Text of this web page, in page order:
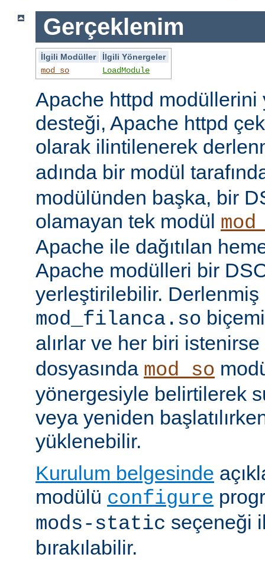
Gerçeklenim
İlgili Modüller
İlgili Yönergeler
mod_so
LoadModule
Apache httpd
desteği, Apache httpd
olarak ilintilenerek
adında bir modül
modülünden başka, bir
olamayan tek modül
Apache ile dağıtılan
Apache modülleri bir
yerleştirilebilir.
mod_filanca.so
alırlar ve her biri istenirse
dosyasında mod_so
yönergesiyle belirtilerek
veya yeniden
yüklenebilir.
Kurulum belgesinde
modülü configure
mods-static seçeneği
bırakılabilir.